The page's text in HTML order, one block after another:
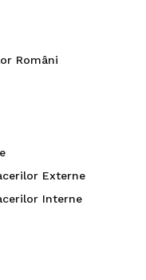
Români
Externe
Interne